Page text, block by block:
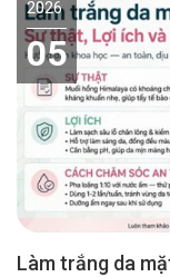
2026
05
Làm trắng da